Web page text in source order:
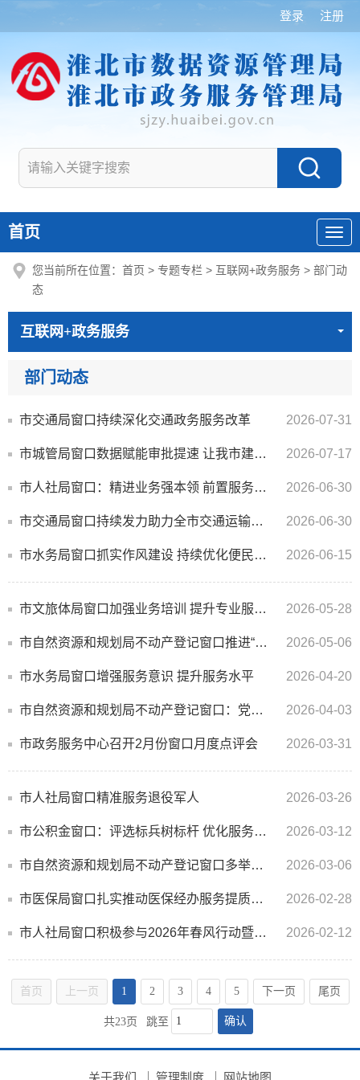
登录 注册
首页
您当前所在位置： 首页 > 专题专栏 > 互联网+政务服务 > 部门动
态
互联网+政务服务
部门动态
市交通局窗口持续深化交通政务服务改革 2026-07-31
市城管局窗口数据赋能审批提速 让我市建筑垃圾管理驶入数字化快车道 2026-07-17
市人社局窗口：精进业务强本领 前置服务优体验 2026-06-30
市交通局窗口持续发力助力全市交通运输营商环境再上新台阶 2026-06-30
市水务局窗口抓实作风建设 持续优化便民服务 2026-06-15
市文旅体局窗口加强业务培训 提升专业服务能力 2026-05-28
市自然资源和规划局不动产登记窗口推进“高效办成一件事” 2026-05-06
市水务局窗口增强服务意识 提升服务水平 2026-04-20
市自然资源和规划局不动产登记窗口：党建赋能政务服务提质增效 2026-04-03
市政务服务中心召开2月份窗口月度点评会 2026-03-31
市人社局窗口精准服务退役军人 2026-03-26
市公积金窗口：评选标兵树标杆 优化服务暖民心 2026-03-12
市自然资源和规划局不动产登记窗口多举措护航节后办证高峰 2026-03-06
市医保局窗口扎实推动医保经办服务提质增效 2026-02-28
市人社局窗口积极参与2026年春风行动暨就业援助季宣传活动 2026-02-12
首页 上一页 1 2 3 4 5 下一页 尾页
共23页 跳至 确认
关于我们 管理制度 网站地图